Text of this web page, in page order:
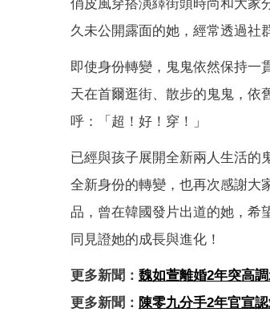
俏皮風穿搭演繹街頭時尚和大家
久未公開露面的她，經常透過社
即使身份轉變，鬼鬼依然保持一
天在首爾逛街、散步的鬼鬼，依
呼：「超！好！穿！」
已經與孩子展開全新兩人生活的
全新身份的轉變，也再次感謝大
品，曾在韓國發片出道的她，希
同見證她的成長與進化！
更多新聞： 魏如萱離婚2年突高
更多新聞： 陳零九分手2年官宣